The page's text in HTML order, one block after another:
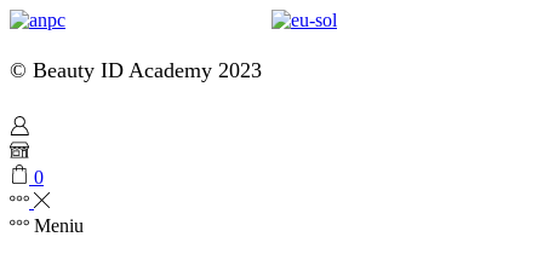
© Beauty ID Academy 2023
0
Meniu